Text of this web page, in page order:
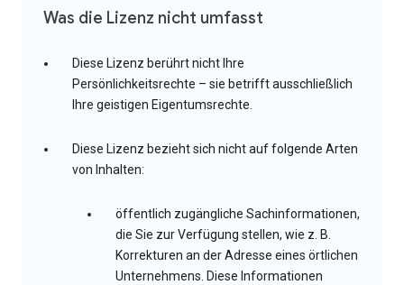
Was die Lizenz nicht umfasst
Diese Lizenz berührt nicht Ihre
Persönlichkeitsrechte – sie betrifft ausschließlich
Ihre geistigen Eigentumsrechte.
Diese Lizenz bezieht sich nicht auf folgende Arten
von Inhalten:
öffentlich zugängliche Sachinformationen,
die Sie zur Verfügung stellen, wie z. B.
Korrekturen an der Adresse eines örtlichen
Unternehmens. Diese Informationen